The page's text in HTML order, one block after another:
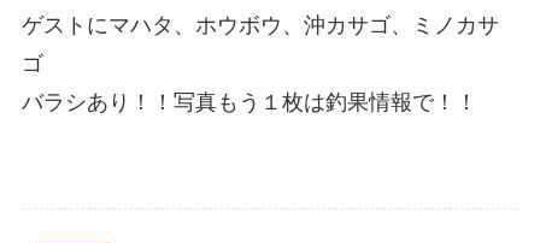
ゲストにマハタ、ホウボウ、沖カサゴ、ミノカサ
ゴ
バラシあり！！写真もう１枚は釣果情報で！！